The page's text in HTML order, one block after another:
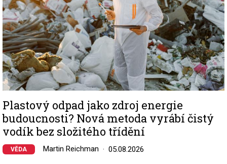
Plastový odpad jako zdroj energie
budoucnosti? Nová metoda vyrábí čistý
vodík bez složitého třídění
VĚDA Martin Reichman 05.08.2026